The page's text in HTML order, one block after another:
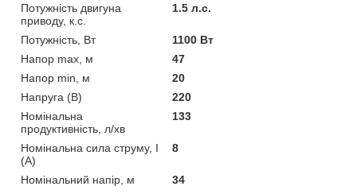
Потужність двигуна
приводу, к.с.
1.5 л.с.
Потужність, Вт
1100 Вт
Напор max, м
47
Напор min, м
20
Напруга (В)
220
Номінальна
продуктивність, л/хв
133
Номінальна сила струму, I
(А)
8
Номінальний напір, м
34